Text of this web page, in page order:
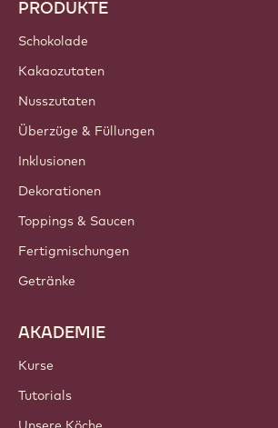
PRODUKTE
Schokolade
Kakaozutaten
Nusszutaten
Überzüge & Füllungen
Inklusionen
Dekorationen
Toppings & Saucen
Fertigmischungen
Getränke
AKADEMIE
Kurse
Tutorials